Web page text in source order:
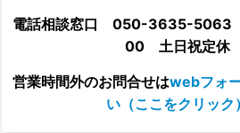
電話相談窓口 050-3635-5063
00 土日祝定休
営業時間外のお問合せはwebフォ
い（ここをクリック）